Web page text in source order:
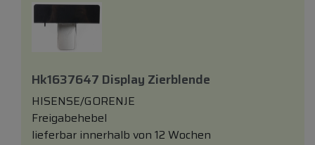
Hk1637647 Display Zierblende
HISENSE/GORENJE
Freigabehebel
lieferbar innerhalb von 12 Wochen